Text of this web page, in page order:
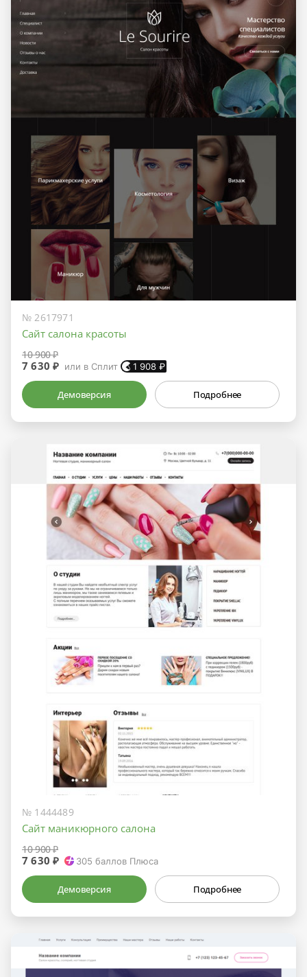
№ 2617971
Сайт салона красоты
10 900 ₽
7 630 ₽ или в Сплит 1 908 ₽
Демоверсия Подробнее
№ 1444489
Сайт маникюрного салона
10 900 ₽
7 630 ₽ 305 баллов Плюса
Демоверсия Подробнее